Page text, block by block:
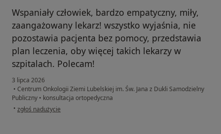
Wspaniały człowiek, bardzo empatyczny, miły,
zaangażowany lekarz! wszystko wyjaśnia, nie
pozostawia pacjenta bez pomocy, przedstawia
plan leczenia, oby więcej takich lekarzy w
szpitalach. Polecam!
3 lipca 2026
• Centrum Onkologii Ziemi Lubelskiej im. Św. Jana z Dukli Samodzielny
Publiczny • konsultacja ortopedyczna
• w opinii użytkownika Alicja
zgłoś nadużycie